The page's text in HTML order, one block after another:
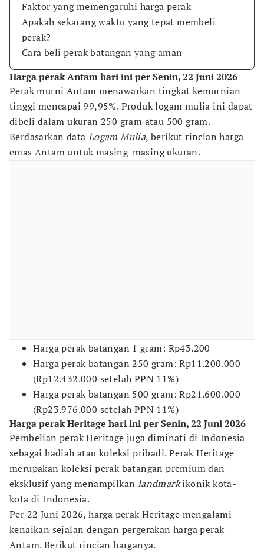
Faktor yang memengaruhi harga perak
Apakah sekarang waktu yang tepat membeli
perak?
Cara beli perak batangan yang aman
Harga perak Antam hari ini per Senin, 22 Juni 2026
Perak murni Antam menawarkan tingkat kemurnian
tinggi mencapai 99,95%. Produk logam mulia ini dapat
dibeli dalam ukuran 250 gram atau 500 gram.
Berdasarkan data Logam Mulia, berikut rincian harga
emas Antam untuk masing-masing ukuran.
Harga perak batangan 1 gram: Rp43.200
Harga perak batangan 250 gram: Rp11.200.000
(Rp12.432.000 setelah PPN 11%)
Harga perak batangan 500 gram: Rp21.600.000
(Rp23.976.000 setelah PPN 11%)
Harga perak Heritage hari ini per Senin, 22 Juni 2026
Pembelian perak Heritage juga diminati di Indonesia
sebagai hadiah atau koleksi pribadi. Perak Heritage
merupakan koleksi perak batangan premium dan
eksklusif yang menampilkan landmarkikonik kota-
kota di Indonesia.
Per 22 Juni 2026, harga perak Heritage mengalami
kenaikan sejalan dengan pergerakan harga perak
Antam. Berikut rincian harganya.